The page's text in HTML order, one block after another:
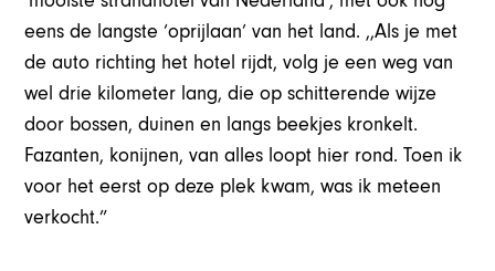
eens de langste ‘oprijlaan’ van het land. ,,Als je met
de auto richting het hotel rijdt, volg je een weg van
wel drie kilometer lang, die op schitterende wijze
door bossen, duinen en langs beekjes kronkelt.
Fazanten, konijnen, van alles loopt hier rond. Toen ik
voor het eerst op deze plek kwam, was ik meteen
verkocht.”